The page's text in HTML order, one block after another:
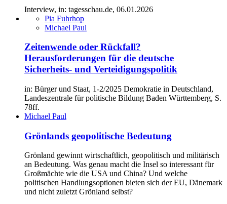
Interview, in: tagesschau.de, 06.01.2026
Pia Fuhrhop
Michael Paul
Zeitenwende oder Rückfall?
Herausforderungen für die deutsche
Sicherheits- und Verteidigungspolitik
in: Bürger und Staat, 1-2/2025 Demokratie in Deutschland,
Landeszentrale für politische Bildung Baden Württemberg, S.
78ff.
Michael Paul
Grönlands geopolitische Bedeutung
Grönland gewinnt wirtschaftlich, geopolitisch und militärisch
an Bedeutung. Was genau macht die Insel so interessant für
Großmächte wie die USA und China? Und welche
politischen Handlungsoptionen bieten sich der EU, Dänemark
und nicht zuletzt Grönland selbst?